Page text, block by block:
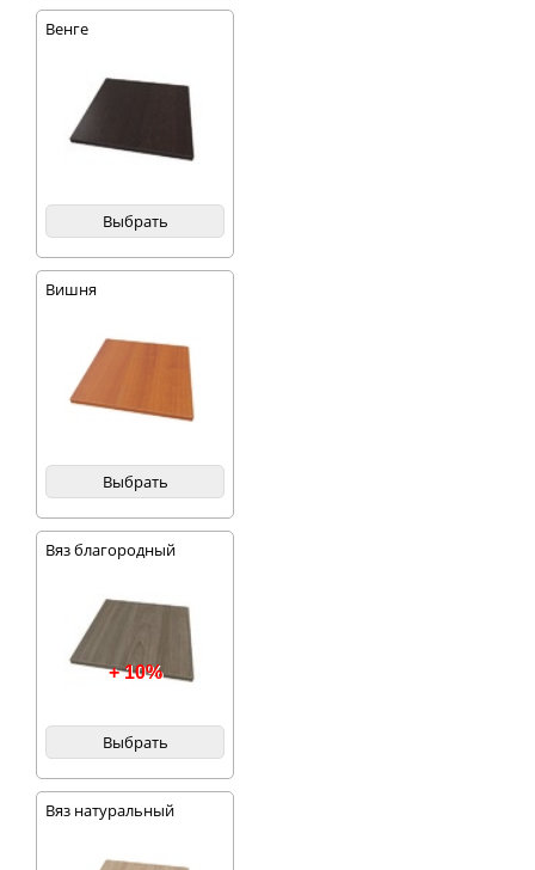
Венге
Выбрать
Вишня
Выбрать
Вяз благородный
+ 10%
Выбрать
Вяз натуральный